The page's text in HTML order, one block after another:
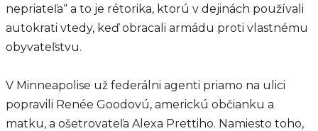
nepriateľa“ a to je rétorika, ktorú v dejinách používali
autokrati vtedy, keď obracali armádu proti vlastnému
obyvateľstvu.
V Minneapolise už federálni agenti priamo na ulici
popravili Renée Goodovú, americkú občianku a
matku, a ošetrovateľa Alexa Prettiho. Namiesto toho,